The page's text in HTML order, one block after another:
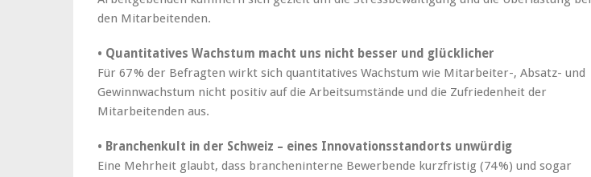
den Mitarbeitenden.
• Quantitatives Wachstum macht uns nicht besser und glücklicher
Für 67 % der Befragten wirkt sich quantitatives Wachstum wie Mitarbeiter-, Absatz- und
Gewinnwachstum nicht positiv auf die Arbeitsumstände und die Zufriedenheit der
Mitarbeitenden aus.
• Branchenkult in der Schweiz – eines Innovationsstandorts unwürdig
Eine Mehrheit glaubt, dass brancheninterne Bewerbende kurzfristig (74 %) und sogar